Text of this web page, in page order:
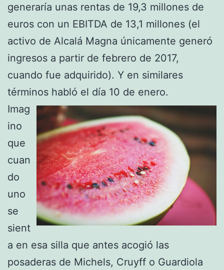
generaría unas rentas de 19,3 millones de
euros con un EBITDA de 13,1 millones (el
activo de Alcalá Magna únicamente generó
ingresos a partir de febrero de 2017,
cuando fue adquirido). Y en similares
términos habló el día 10 de enero.
Imag
ino
que
cuan
do
uno
se
sient
a en esa silla que antes acogió las
posaderas de Michels, Cruyff o Guardiola